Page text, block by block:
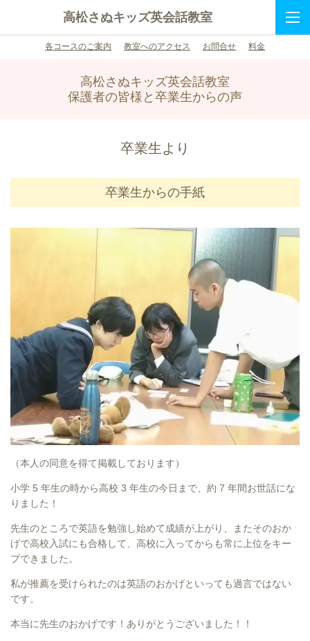
高松さぬキッズ英会話教室
各コースのご案内 教室へのアクセス お問合せ 料金
高松さぬキッズ英会話教室
保護者の皆様と卒業生からの声
卒業生より
卒業生からの手紙
（本人の同意を得て掲載しております）
小学 5 年生の時から高校 3 年生の今日まで、約 7 年間お世話にな
りました！
先生のところで英語を勉強し始めて成績が上がり、またそのおか
げで高校入試にも合格して、高校に入ってからも常に上位をキー
プできました。
私が推薦を受けられたのは英語のおかげといっても過言ではない
です。
本当に先生のおかげです！ありがとうございました！！